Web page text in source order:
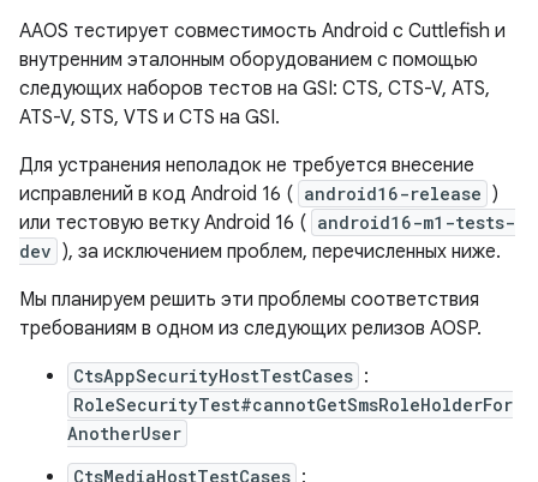
AAOS тестирует совместимость Android с Cuttlefish и
внутренним эталонным оборудованием с помощью
следующих наборов тестов на GSI: CTS, CTS-V, ATS,
ATS-V, STS, VTS и CTS на GSI.
Для устранения неполадок не требуется внесение
исправлений в код Android 16 ( android16-release )
или тестовую ветку Android 16 ( android16-m1-tests-
dev ), за исключением проблем, перечисленных ниже.
Мы планируем решить эти проблемы соответствия
требованиям в одном из следующих релизов AOSP.
CtsAppSecurityHostTestCases :
RoleSecurityTest#cannotGetSmsRoleHolderFor
AnotherUser
CtsMediaHostTestCases :